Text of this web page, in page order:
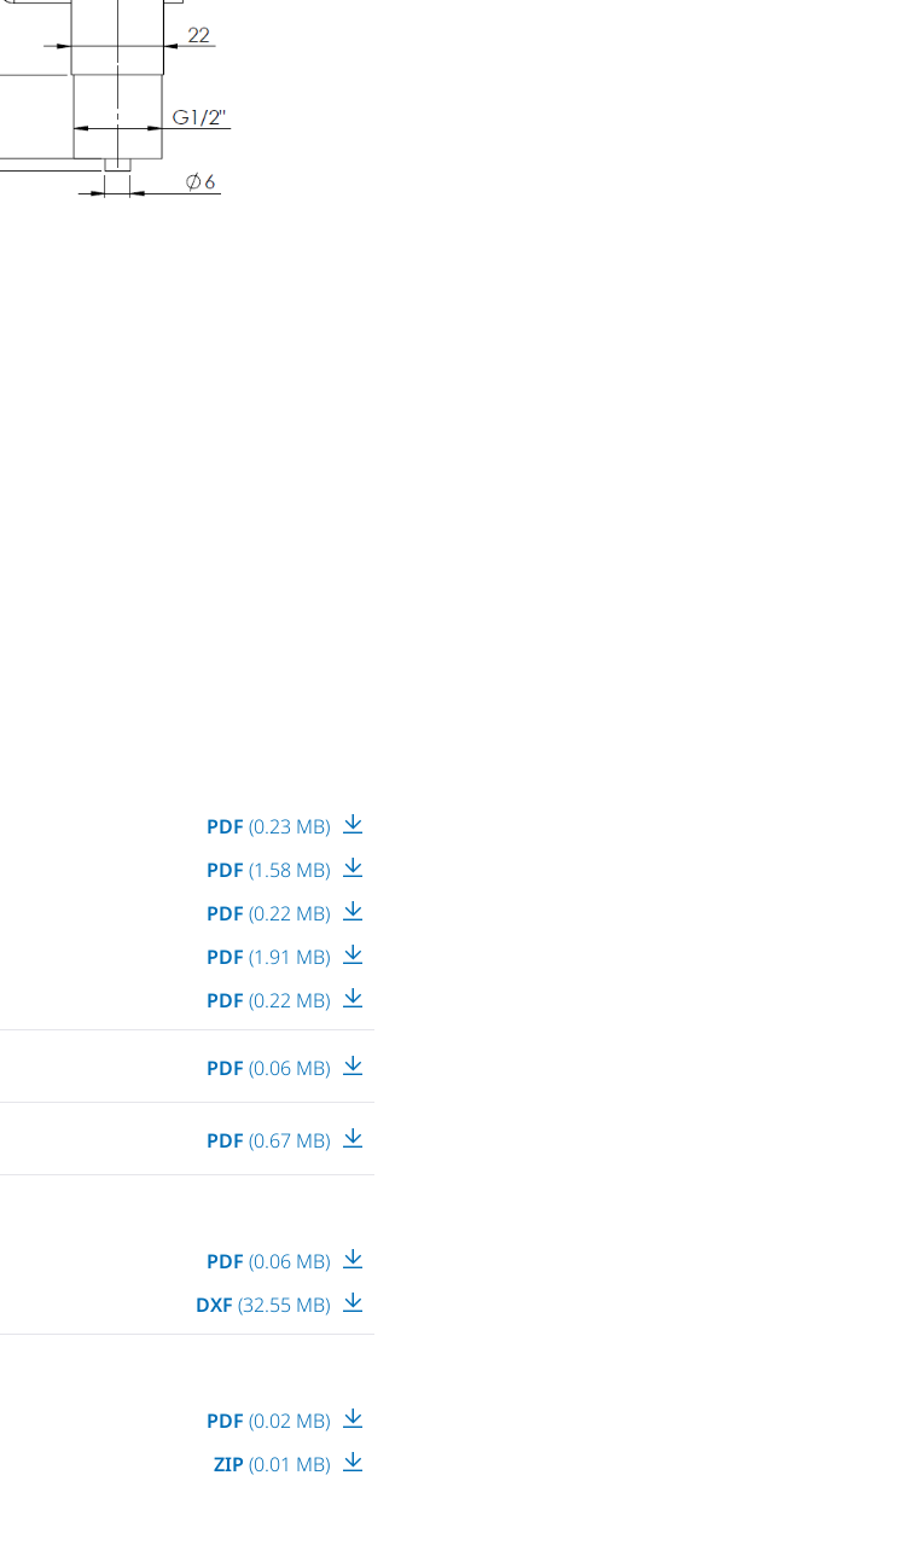
PDF (0.23 MB)
PDF (1.58 MB)
PDF (0.22 MB)
PDF (1.91 MB)
PDF (0.22 MB)
PDF (0.06 MB)
PDF (0.67 MB)
PDF (0.06 MB)
DXF (32.55 MB)
PDF (0.02 MB)
ZIP (0.01 MB)